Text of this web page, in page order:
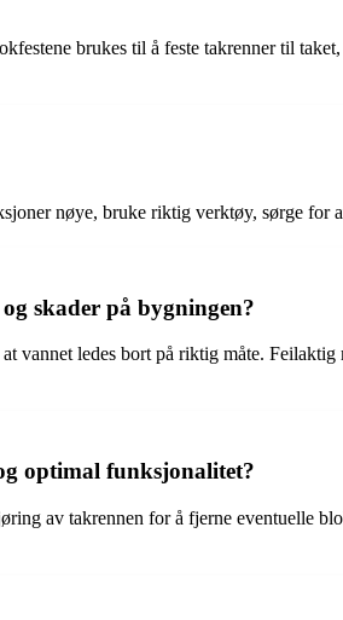
brukes til å feste takrenner til
nøye, bruke riktig verktøy, sørge for
skader på bygningen?
vannet ledes bort på riktig måte.
optimal funksjonalitet?
av takrennen for å fjerne eventuelle